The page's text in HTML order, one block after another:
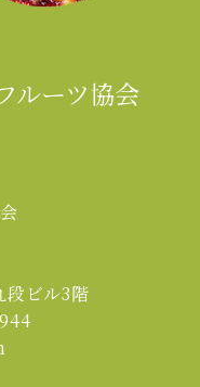
ルーツ協会
段ビル3階